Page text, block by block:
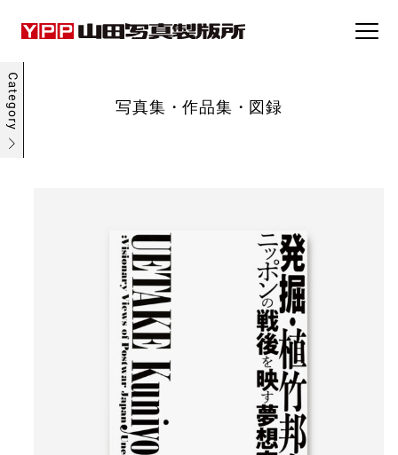
事例集
採用情報
お問い合わせ
写真集・作品集・図録